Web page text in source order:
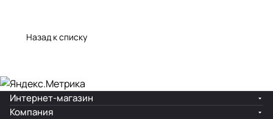
Назад к списку
Интернет-магазин
Компания